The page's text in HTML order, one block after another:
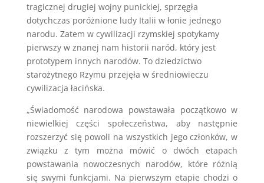
tragicznej drugiej wojny punickiej, sprzęgła
dotychczas poróżnione ludy Italii w łonie jednego
narodu. Zatem w cywilizacji rzymskiej spotykamy
pierwszy w znanej nam historii naród, który jest
prototypem innych narodów. To dziedzictwo
starożytnego Rzymu przejęła w średniowieczu
cywilizacja łacińska.
„Świadomość narodowa powstawała początkowo w
niewielkiej części społeczeństwa, aby następnie
rozszerzyć się powoli na wszystkich jego członków, w
związku z tym można mówić o dwóch etapach
powstawania nowoczesnych narodów, które różnią
się swymi funkcjami. Na pierwszym etapie chodzi o